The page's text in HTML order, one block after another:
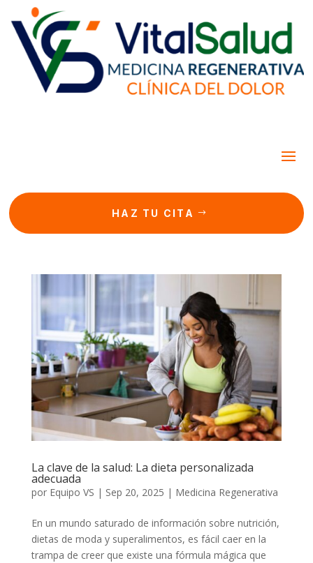
HAZ TU CITA
La clave de la salud: La dieta personalizada
adecuada
por Equipo VS | Sep 20, 2025 | Medicina Regenerativa
En un mundo saturado de información sobre nutrición,
dietas de moda y superalimentos, es fácil caer en la
trampa de creer que existe una fórmula mágica que